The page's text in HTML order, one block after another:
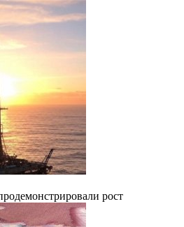
рост